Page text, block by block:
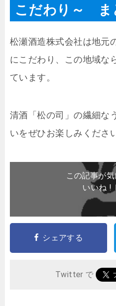
こだわり～ ま
松瀬酒造株式会社は地元
にこだわり、この地域な
ています。
清酒「松の司」の繊細な
いをぜひお楽しみくださ
この記事が
いいね !
シェアする
Twitter で